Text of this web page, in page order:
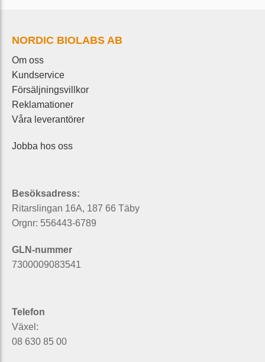
NORDIC BIOLABS AB
Om oss
Kundservice
Försäljningsvillkor
Reklamationer
Våra leverantörer
Jobba hos oss
Besöksadress:
Ritarslingan 16A, 187 66 Täby
Orgnr: 556443-6789
GLN-nummer
7300009083541
Telefon
Växel:
08 630 85 00